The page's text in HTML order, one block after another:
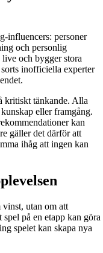
influencers: personer
och personlig
och bygger stora
inofficiella experter
kritiskt tänkande. Alla
eller framgång.
kan
gäller det därför att
ihåg att ingen kan
vinst, utan om att
på en etapp kan göra
spelet kan skapa nya